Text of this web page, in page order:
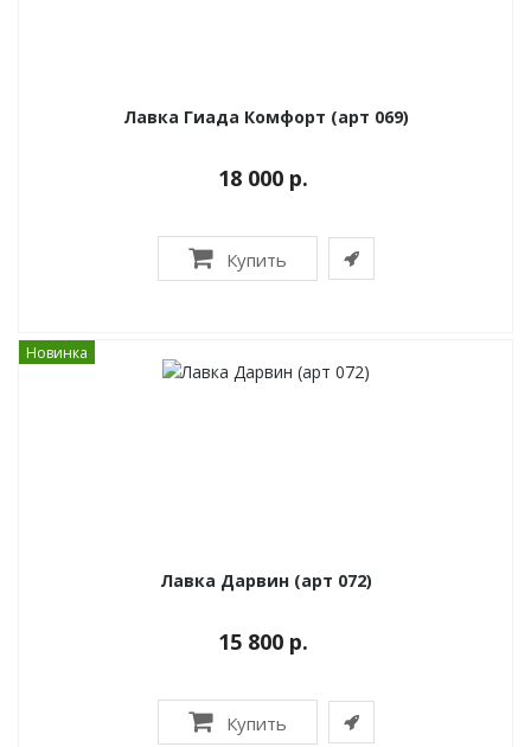
Лавка Гиада Комфорт (арт 069)
18 000 р.
Купить
Новинка
Лавка Дарвин (арт 072)
15 800 р.
Купить